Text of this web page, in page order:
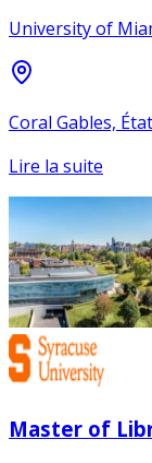
University of
Coral Gables,
Lire la suite
Master of